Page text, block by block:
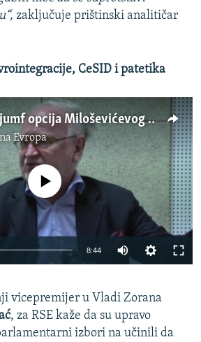
zaključuje prištinski analitičar
CeSID i patetika
Žarko Korać: Trijumf opcija Miloševićevog doba
Evropa
source currently available
8:44
vicepremijer u Vladi Zorana
, za RSE kaže da su upravo
izbori na učinili da